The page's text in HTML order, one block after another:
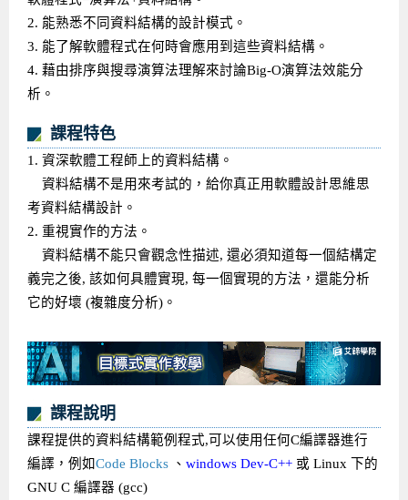
2. 能熟悉不同資料結構的設計模式。
3. 能了解軟體程式在何時會應用到這些資料結構。
4. 藉由排序與搜尋演算法理解來討論Big-O演算法效能分
析。
課程特色
1. 資深軟體工程師上的資料結構。
資料結構不是用來考試的，給你真正用軟體設計思維思
考資料結構設計。
2. 重視實作的方法。
資料結構不能只會觀念性描述, 還必須知道每一個結構定
義完之後, 該如何具體實現, 每一個實現的方法，還能分析
它的好壞 (複雜度分析)。
課程說明
課程提供的資料結構範例程式,可以使用任何C編譯器進行
編譯，例如Code Blocks 、 windows Dev-C++ 或 Linux 下的
GNU C 編譯器 (gcc)